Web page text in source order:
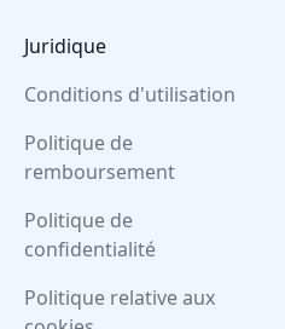
Juridique
Conditions d'utilisation
Politique de
remboursement
Politique de
confidentialité
Politique relative aux